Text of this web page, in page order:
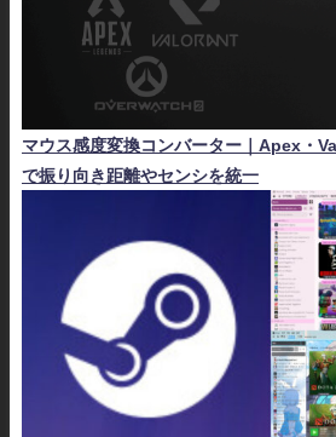
マウス感度変換コンバーター｜Apex・
で振り向き距離やセンシを統一